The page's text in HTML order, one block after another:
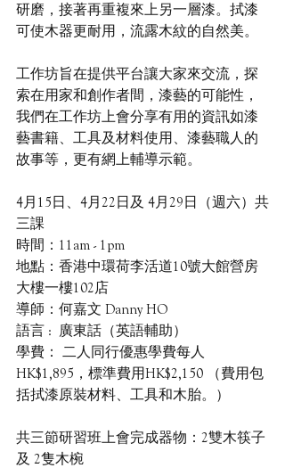
研磨，接著再重複來上另一層漆。拭漆
可使木器更耐用，流露木紋的自然美。
工作坊旨在提供平台讓大家來交流，探
索在用家和創作者間，漆藝的可能性，
我們在工作坊上會分享有用的資訊如漆
藝書籍、工具及材料使用、漆藝職人的
故事等，更有網上輔導示範。
4月15日、4月22日及 4月29日（週六）共
三課
時間：11am - 1pm
地點：香港中環荷李活道10號大館營房
大樓一樓102店
導師：何嘉文 Danny HO
語言 :  廣東話（英語輔助）
學費： 二人同行優惠學費每人
HK$1,895，標準費用HK$2,150 （費用包
括拭漆原裝材料、工具和木胎。）
共三節研習班上會完成器物：2雙木筷子
及 2隻木椀